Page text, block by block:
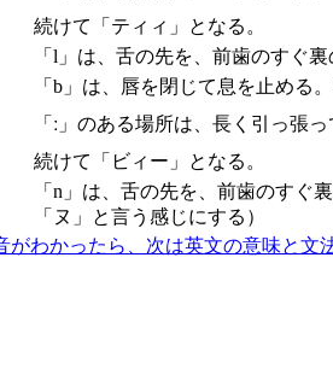
続けて「ティィ」となる。
「l」は、舌の先を、前歯のすぐ
「b」は、唇を閉じて息を止める
「ː」のある場所は、長く引っ張
続けて「ビィー」となる。
「n」は、舌の先を、前歯のすぐ
「ヌ」と言う感じにする）
がわかったら、次は英文の意味と文